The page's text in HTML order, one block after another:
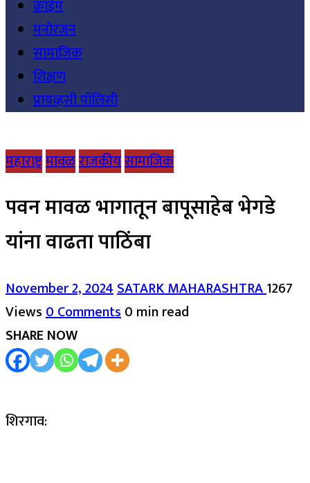
क्राईम
मनोरंजन
सामाजिक
शिक्षण
प्रायव्हसी पॉलिसी
महाराष्ट्रमावळराजकीयसामाजिक
पवन मावळ भागातून बापूसाहेब भेगडे
यांना वाढता पाठिंबा
November 2, 2024SATARK MAHARASHTRA1267
Views0 Comments0 min read
SHARE NOW
शिरगाव: